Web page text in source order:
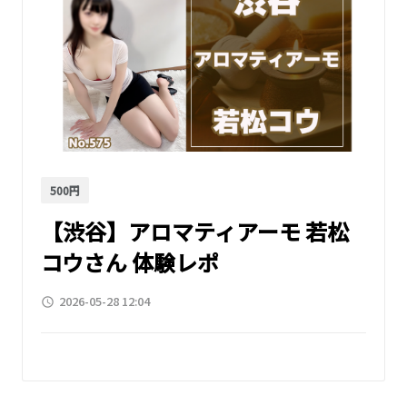
500円
【渋谷】アロマティアーモ 若松
コウさん 体験レポ
access_time 2026-05-28 12:04